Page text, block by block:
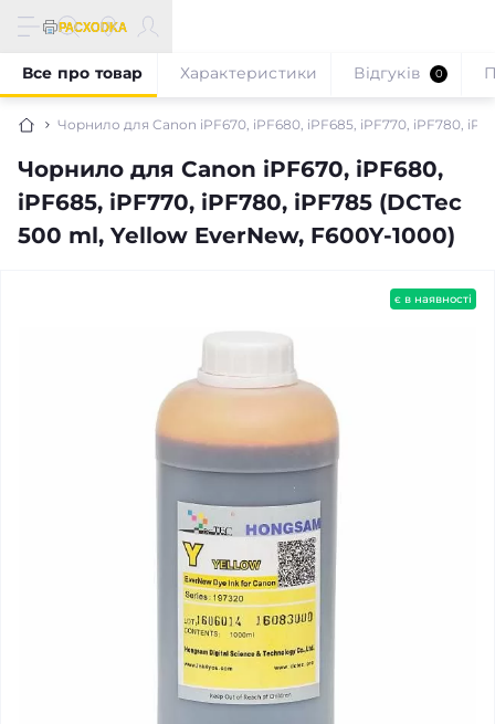
Чорнило для Canon iPF670, iPF680, iPF685, iPF770, iPF780,
Чорнило для Canon iPF670, iPF680,
iPF685, iPF770, iPF780, iPF785 (DCTec
500 ml, Yellow EverNew, F600Y-1000)
Все про товар Характеристики Відгуків 0
є в наявності